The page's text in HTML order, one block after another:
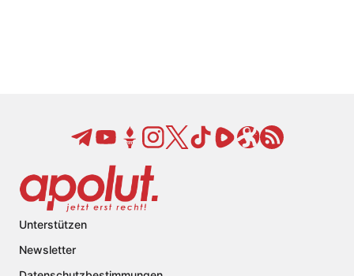
Unterstützen
Newsletter